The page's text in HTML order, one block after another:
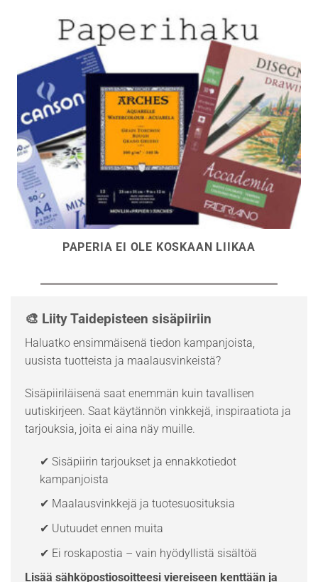
PAPERIA EI OLE KOSKAAN LIIKAA
🎨 Liity Taidepisteen sisäpiiriin
Haluatko ensimmäisenä tiedon kampanjoista,
uusista tuotteista ja maalausvinkeistä?
Sisäpiiriläisenä saat enemmän kuin tavallisen
uutiskirjeen. Saat käytännön vinkkejä, inspiraatiota ja
tarjouksia, joita ei aina näy muille.
✔ Sisäpiirin tarjoukset ja ennakkotiedot
kampanjoista
✔ Maalausvinkkejä ja tuotesuosituksia
✔ Uutuudet ennen muita
✔ Ei roskapostia – vain hyödyllistä sisältöä
Lisää sähköpostiosoitteesi viereiseen kenttään ja